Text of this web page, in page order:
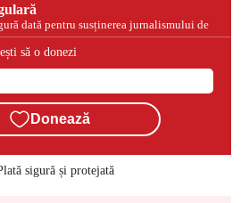
dată pentru susținerea jurnalismului de
să o donezi
Donează
sigură și protejată